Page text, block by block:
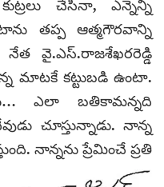
చేసినా, ఎన్నెన్ని
తప్ప ఆత్మగౌరవాన్ని
నేత వై.ఎస్.రాజశేఖరరెడ్డి
మాటకే కట్టుబడి ఉంటా.
ఎలా బతికామన్నది
చూస్తున్నాడు. నాన్న
నాన్నను ప్రేమించే ప్రతి